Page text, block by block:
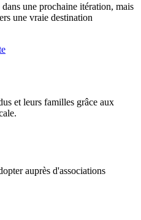
une prochaine itération, mais
une vraie destination
et leurs familles grâce aux
auprès d'associations